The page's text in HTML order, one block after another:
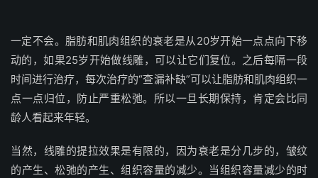
一定不会。脂肪和肌肉组织的衰老是从20岁开始一点点向下移
动的，如果25岁开始做线雕，可以让它们复位。之后每隔一段
时间进行治疗，每次治疗的“查漏补缺”可以让脂肪和肌肉组织一
点一点归位，防止严重松弛。所以一旦长期保持，肯定会比同
龄人看起来年轻。
当然，线雕的提拉效果是有限的，因为衰老是分几步的，皱纹
的产生、松弛的产生、组织容量的减少。当组织容量减少的时